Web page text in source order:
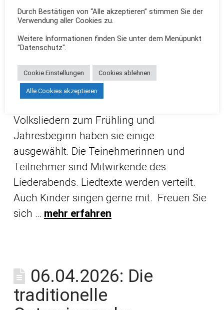
Donnerstag, 30. April, 17 Uhr, Museumshof
Es gehört zur Tradition des Heimat- und
Mai anzukündigen. Dazu laden die
„Museums-Mösche“ die Gäste zur
Volksliedern zum Frühling und
Jahresbeginn haben sie einige
ausgewählt. Die Teinehmerinnen und
Teilnehmer sind Mitwirkende des
Liederabends. Liedtexte werden verteilt.
Auch Kinder singen gerne mit. Freuen Sie
sich … mehr erfahren
06.04.2026: Die
traditionelle
Durch Bestätigen von “Alle akzeptieren” stimmen Sie der
Verwendung aller Cookies zu.
Weitere Informationen finden Sie unter dem Menüpunkt
"Datenschutz".
Cookie Einstellungen Cookies ablehnen
Alle Cookies akzeptieren